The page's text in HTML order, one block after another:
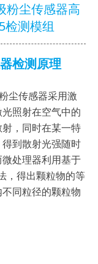
粉尘传感器高
测模组
检测原理
尘传感器采用激
照射在空气中的
，同时在某一特
到散射光强随时
处理器利用基于
，得出颗粒物的等
同粒径的颗粒物